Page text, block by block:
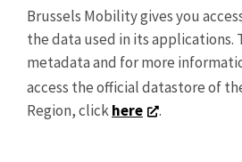
Brussels Mobility gives you
the data used in its applications.
metadata and for more
access the official datastore of
Region, clickhere .